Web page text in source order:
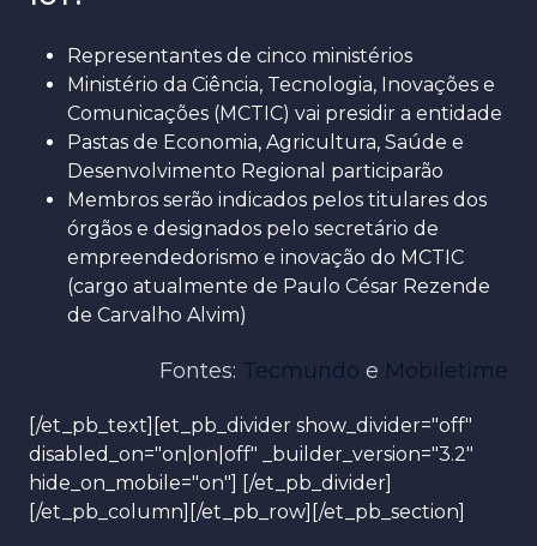
Representantes de cinco ministérios
Ministério da Ciência, Tecnologia, Inovações e
Comunicações (MCTIC) vai presidir a entidade
Pastas de Economia, Agricultura, Saúde e
Desenvolvimento Regional participarão
Membros serão indicados pelos titulares dos
órgãos e designados pelo secretário de
empreendedorismo e inovação do MCTIC
(cargo atualmente de Paulo César Rezende
de Carvalho Alvim)
Fontes: Tecmundo e Mobiletime
[/et_pb_text][et_pb_divider show_divider="off"
disabled_on="on|on|off" _builder_version="3.2"
hide_on_mobile="on"] [/et_pb_divider]
[/et_pb_column][/et_pb_row][/et_pb_section]